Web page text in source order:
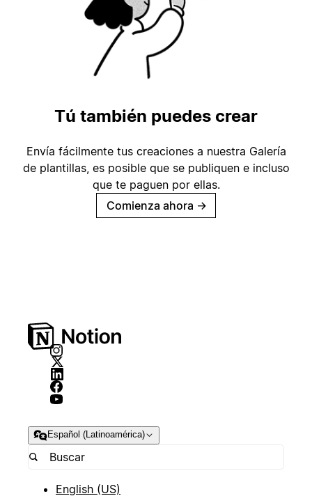
Tú también puedes crear
Envía fácilmente tus creaciones a nuestra Galería
de plantillas, es posible que se publiquen e incluso
que te paguen por ellas.
Comienza ahora →
Español (Latinoamérica)
English (US)